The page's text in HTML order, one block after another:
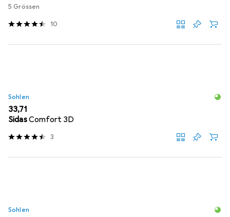
5 Grössen
10
Sohlen
EUR
33,71
SidasComfort 3D
3
Sohlen